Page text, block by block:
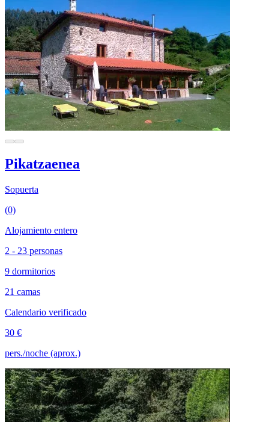
Pikatzaenea
Sopuerta
(0)
Alojamiento entero
2 - 23 personas
9 dormitorios
21 camas
Calendario verificado
30 €
pers./noche (aprox.)